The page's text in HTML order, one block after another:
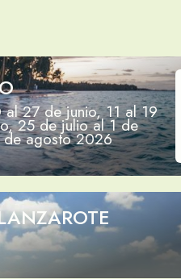
27 de junio, 11 al 19
25 de julio al 1 de
agosto 2026